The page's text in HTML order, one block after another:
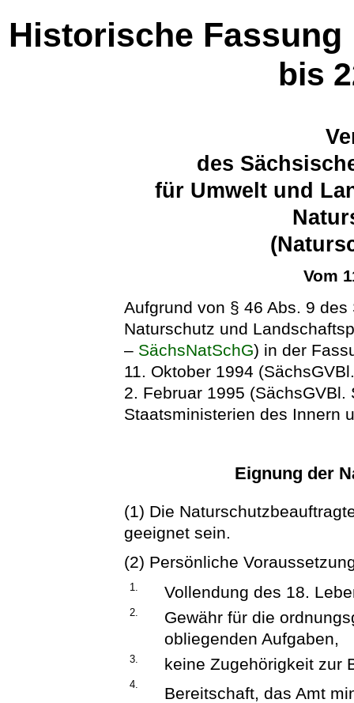
Historische Fassung
bis
des
für Umwelt und
Vom
Aufgrund von § 46 Abs. 9
Naturschutz und
– SächsNatSchG) in der
11. Oktober 1994
2. Februar 1995
Staatsministerien des Innern
Eignung der
(1) Die
geeignet sein.
(2) Persönliche
1. Vollendung des 18.
2.
Gewähr für die
obliegenden Aufgaben,
3. keine Zugehörigkeit zur
4.
Bereitschaft, das Amt